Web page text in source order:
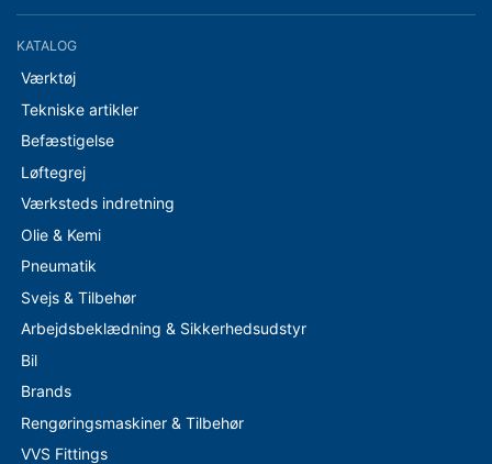
KATALOG
Værktøj
Tekniske artikler
Befæstigelse
Løftegrej
Værksteds indretning
Olie & Kemi
Pneumatik
Svejs & Tilbehør
Arbejdsbeklædning & Sikkerhedsudstyr
Bil
Brands
Rengøringsmaskiner & Tilbehør
VVS Fittings